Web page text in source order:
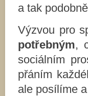
a tak
Výzvou pro
potřebným,
sociálním
přáním
ale posílíme